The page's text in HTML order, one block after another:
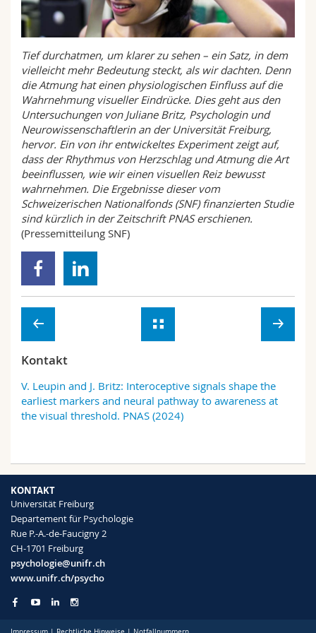
Math.-Nat. und Med. Fak.
Interfakultär
Mitarbeitende
Doktorierende
Webmail
Vorlesungsverzeichnis
MyUnifr
Tief durchatmen, um klarer zu sehen – ein Satz, in dem
vielleicht mehr Bedeutung steckt, als wir dachten. Denn
die Atmung hat einen physiologischen Einfluss auf die
Wahrnehmung visueller Eindrücke. Dies geht aus den
Untersuchungen von Juliane Britz, Psychologin und
Neurowissenschaftlerin an der Universität Freiburg,
hervor. Ein von ihr entwickeltes Experiment zeigt auf,
dass der Rhythmus von Herzschlag und Atmung die Art
beeinflussen, wie wir einen visuellen Reiz bewusst
wahrnehmen. Die Ergebnisse dieser vom
Schweizerischen Nationalfonds (SNF) finanzierten Studie
sind kürzlich in der Zeitschrift PNAS erschienen.
(Pressemitteilung SNF)
Kontakt
V. Leupin and J. Britz: Interoceptive signals shape the
earliest markers and neural pathway to awareness at
the visual threshold. PNAS (2024)
KONTAKT
Universität Freiburg
Departement für Psychologie
Rue P.-A.-de-Faucigny 2
CH-1701 Freiburg
psychologie@unifr.ch
www.unifr.ch/psycho